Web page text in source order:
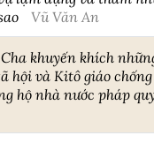
Vũ Văn An
khuyến khích
hội và Kitô giáo
hộ nhà nước pháp